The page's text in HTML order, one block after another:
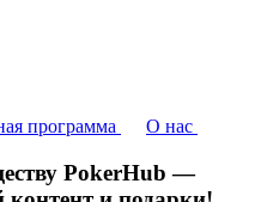
программа О нас
PokerHub —